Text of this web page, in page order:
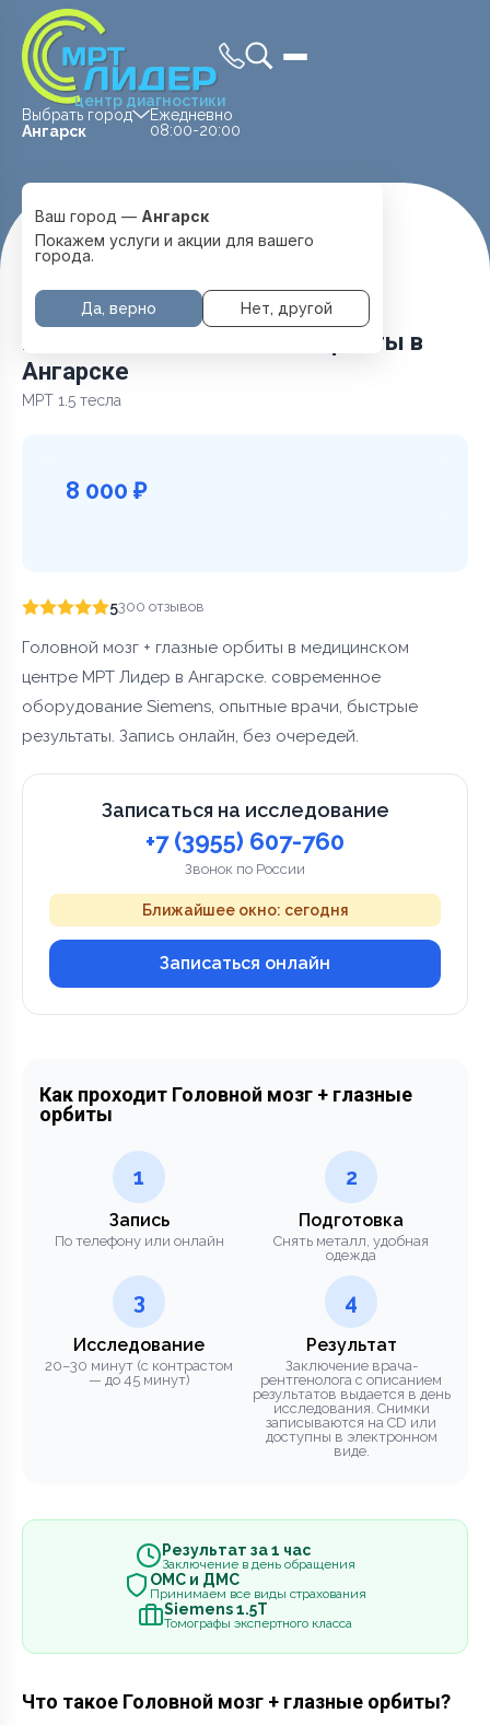
центр диагностики
Выбрать город
Ангарск
Ежедневно
08:00-20:00
Ваш город — Ангарск
Покажем услуги и акции для вашего
города.
Да, верно Нет, другой
Главная Услуги и цены МРТ Головы
Головной мозг + глазные орбиты
Головной мозг + глазные орбиты в
Ангарске
МРТ 1.5 тесла
8 000 ₽
5300 отзывов
Головной мозг + глазные орбиты в медицинском
центре МРТ Лидер в Ангарске. современное
оборудование Siemens, опытные врачи, быстрые
результаты. Запись онлайн, без очередей.
Записаться на исследование
+7 (3955) 607-760
Звонок по России
Ближайшее окно: сегодня
Записаться онлайн
Как проходит Головной мозг + глазные
орбиты
1
Запись
По телефону или онлайн
2
Подготовка
Снять металл, удобная
одежда
3
Исследование
20–30 минут (с контрастом
— до 45 минут)
4
Результат
Заключение врача-
рентгенолога с описанием
результатов выдается в день
исследования. Снимки
записываются на CD или
доступны в электронном
виде.
Результат за 1 час
Заключение в день обращения
ОМС и ДМС
Принимаем все виды страхования
Siemens 1.5Т
Томографы экспертного класса
Что такое Головной мозг + глазные орбиты?